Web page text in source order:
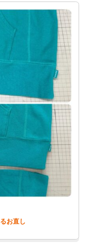
お直し